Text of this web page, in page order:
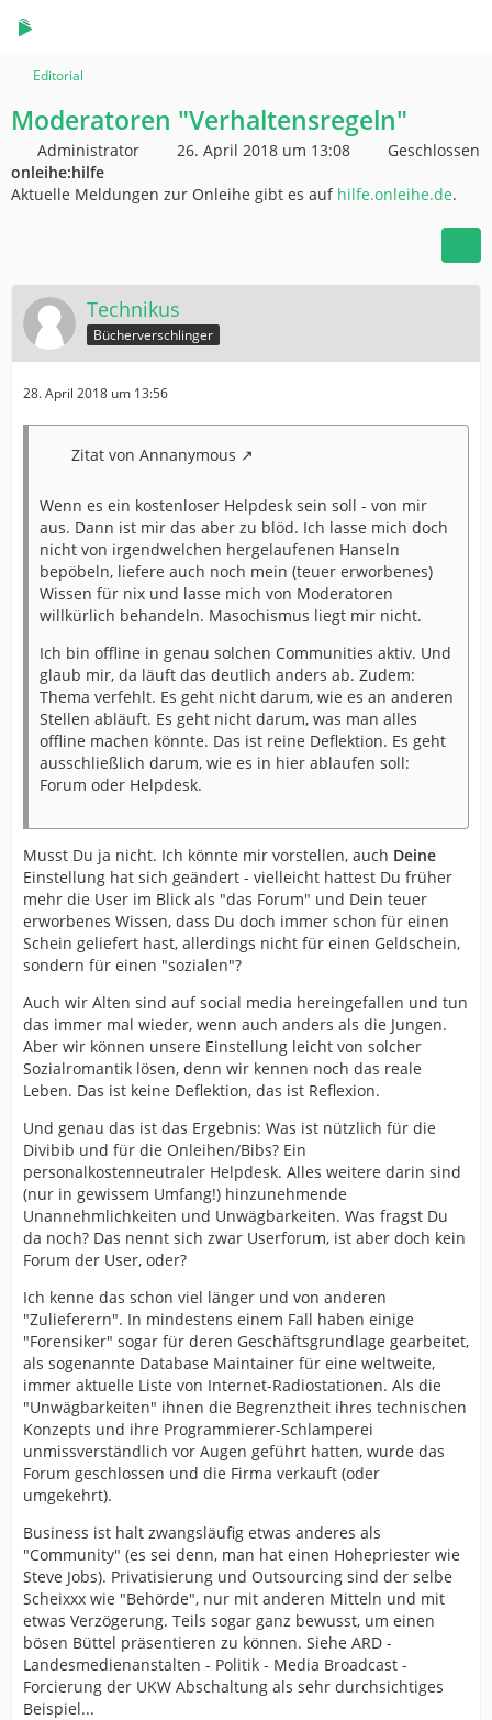
Editorial
Moderatoren "Verhaltensregeln"
Administrator 26. April 2018 um 13:08
Geschlossen
onleihe:hilfe
Aktuelle Meldungen zur Onleihe gibt es auf hilfe.onleihe.de.
Technikus
Bücherverschlinger
28. April 2018 um 13:56
Zitat von Annanymous
Wenn es ein kostenloser Helpdesk sein soll - von mir
aus. Dann ist mir das aber zu blöd. Ich lasse mich doch
nicht von irgendwelchen hergelaufenen Hanseln
bepöbeln, liefere auch noch mein (teuer erworbenes)
Wissen für nix und lasse mich von Moderatoren
willkürlich behandeln. Masochismus liegt mir nicht.
Ich bin offline in genau solchen Communities aktiv. Und
glaub mir, da läuft das deutlich anders ab. Zudem:
Thema verfehlt. Es geht nicht darum, wie es an anderen
Stellen abläuft. Es geht nicht darum, was man alles
offline machen könnte. Das ist reine Deflektion. Es geht
ausschließlich darum, wie es in hier ablaufen soll:
Forum oder Helpdesk.
Musst Du ja nicht. Ich könnte mir vorstellen, auch Deine
Einstellung hat sich geändert - vielleicht hattest Du früher
mehr die User im Blick als "das Forum" und Dein teuer
erworbenes Wissen, dass Du doch immer schon für einen
Schein geliefert hast, allerdings nicht für einen Geldschein,
sondern für einen "sozialen"?
Auch wir Alten sind auf social media hereingefallen und tun
das immer mal wieder, wenn auch anders als die Jungen.
Aber wir können unsere Einstellung leicht von solcher
Sozialromantik lösen, denn wir kennen noch das reale
Leben. Das ist keine Deflektion, das ist Reflexion.
Und genau das ist das Ergebnis: Was ist nützlich für die
Divibib und für die Onleihen/Bibs? Ein
personalkostenneutraler Helpdesk. Alles weitere darin sind
(nur in gewissem Umfang!) hinzunehmende
Unannehmlichkeiten und Unwägbarkeiten. Was fragst Du
da noch? Das nennt sich zwar Userforum, ist aber doch kein
Forum der User, oder?
Ich kenne das schon viel länger und von anderen
"Zulieferern". In mindestens einem Fall haben einige
"Forensiker" sogar für deren Geschäftsgrundlage gearbeitet,
als sogenannte Database Maintainer für eine weltweite,
immer aktuelle Liste von Internet-Radiostationen. Als die
"Unwägbarkeiten" ihnen die Begrenztheit ihres technischen
Konzepts und ihre Programmierer-Schlamperei
unmissverständlich vor Augen geführt hatten, wurde das
Forum geschlossen und die Firma verkauft (oder
umgekehrt).
Business ist halt zwangsläufig etwas anderes als
"Community" (es sei denn, man hat einen Hohepriester wie
Steve Jobs). Privatisierung und Outsourcing sind der selbe
Scheixxx wie "Behörde", nur mit anderen Mitteln und mit
etwas Verzögerung. Teils sogar ganz bewusst, um einen
bösen Büttel präsentieren zu können. Siehe ARD -
Landesmedienanstalten - Politik - Media Broadcast -
Forcierung der UKW Abschaltung als sehr durchsichtiges
Beispiel...